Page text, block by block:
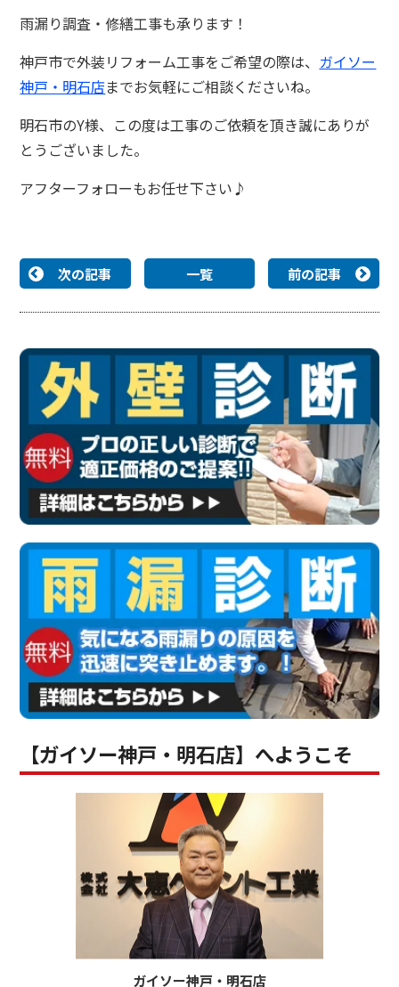
雨漏り調査・修繕工事も承ります！
神戸市で外装リフォーム工事をご希望の際は、 ガイソー
神戸・明石店までお気軽にご相談くださいね。
明石市のY様、この度は工事のご依頼を頂き誠にありが
とうございました。
アフターフォローもお任せ下さい♪
次の記事 一覧 前の記事
【ガイソー神戸・明石店】へようこそ
ガイソー神戸・明石店